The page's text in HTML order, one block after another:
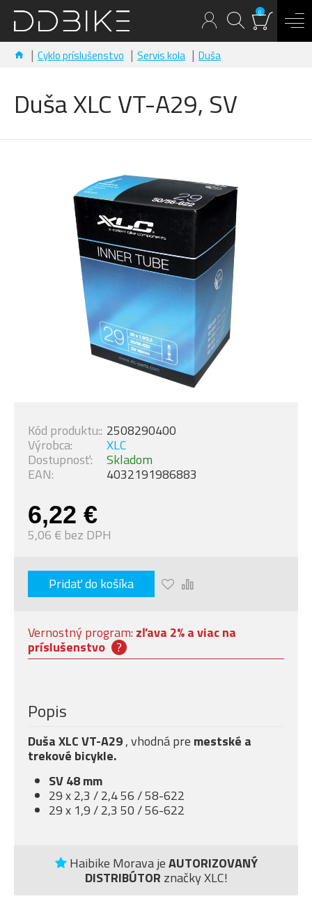
0
Cyklo príslušenstvo Servis kola Duša
Duša XLC VT-A29, SV
6,22 €
5,06 € bez DPH
Dostupnosť: Skladom
Výrobca: XLC
Kód produktu:: 2508290400
EAN: 4032191986883
Pridať do košíka
Haibike Morava jeAUTORIZOVANÝ
DISTRIBÚTOR značky XLC!
Vernostný program: zľava 2% a viac na
príslušenstvo ?
Popis
Duša XLC VT-A29, vhodná pre mestské a
trekové bicykle.
SV 48 mm
29 x 2,3 / 2,4 56 / 58-622
29 x 1,9 / 2,3 50 / 56-622